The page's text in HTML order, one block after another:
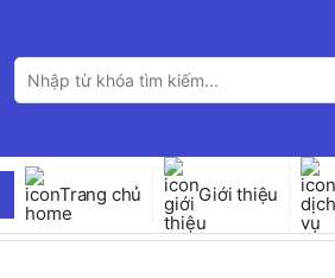
Tìm
kiếm:
Trang chủ Giới thiệu